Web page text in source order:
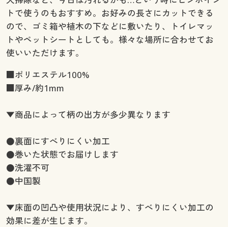
トで使うのもおすすめ。お好みの長さにカットできる
ので、ゴミ箱や植木の下などに敷いたり、トイレマッ
トやペットシートとしても。様々な場所に合わせてお
使いいただけます。
■ポリエステル100%
■厚み/約1mm
▼商品によって柄の出方が多少異なります
●裏面にすべりにくい加工
●巻いた状態でお届けします
●洗濯不可
●中国製
▼床面の凹凸や使用状況により、すべりにくい加工の
効果に差が生じます。